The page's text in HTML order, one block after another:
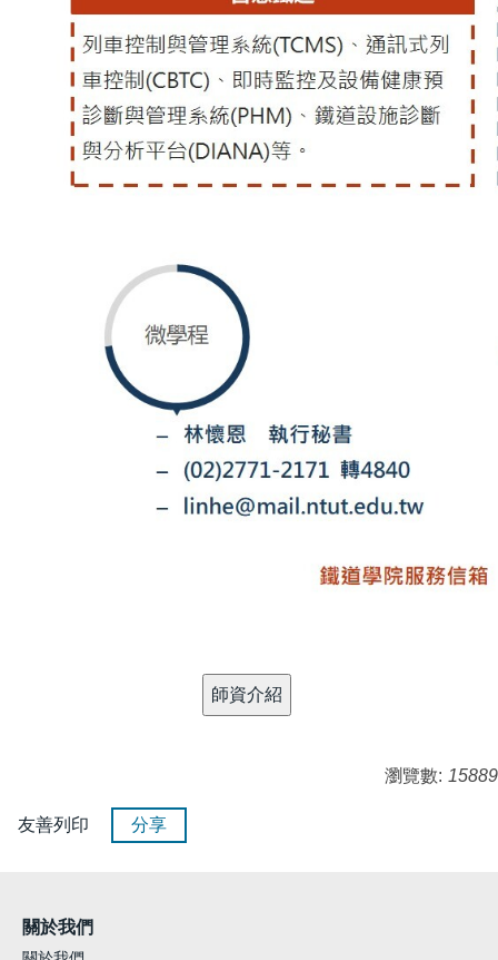
瀏覽數: 15889
友善列印 分享
關於我們